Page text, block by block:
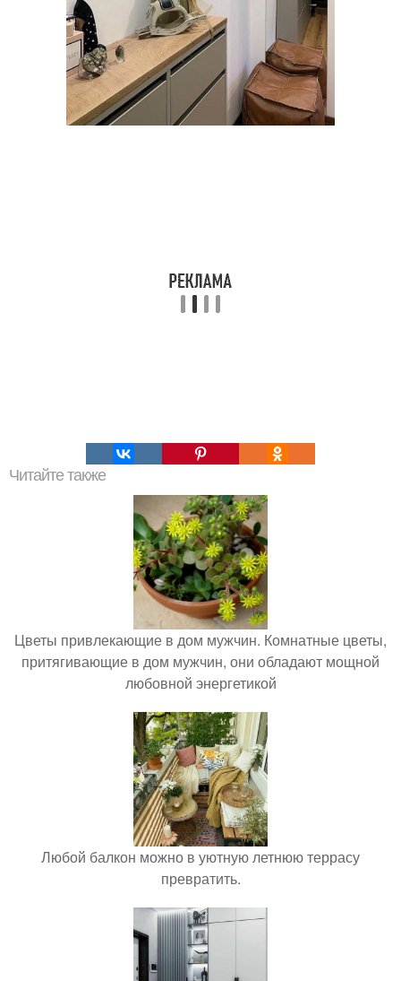
Читайте также
Цветы привлекающие в дом мужчин. Комнатные цветы,
притягивающие в дом мужчин, они обладают мощной
любовной энергетикой
Любой балкон можно в уютную летнюю террасу
превратить.